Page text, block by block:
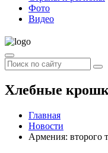
Фото
Видео
Хлебные
Главная
Новости
Армения: второго